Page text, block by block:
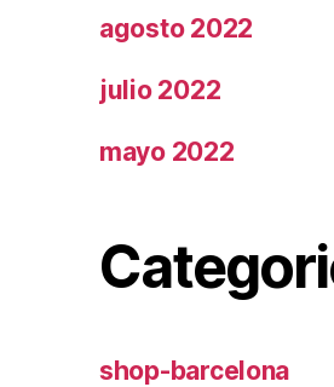
agosto 2022
julio 2022
mayo 2022
shop-barcelona